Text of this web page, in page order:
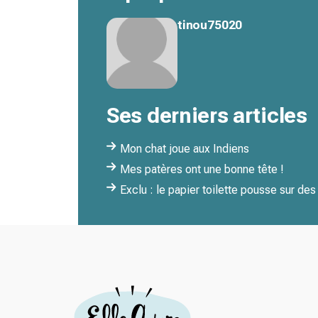
tinou75020
Ses derniers articles
Mon chat joue aux Indiens
Mes patères ont une bonne tête !
Exclu : le papier toilette pousse sur des